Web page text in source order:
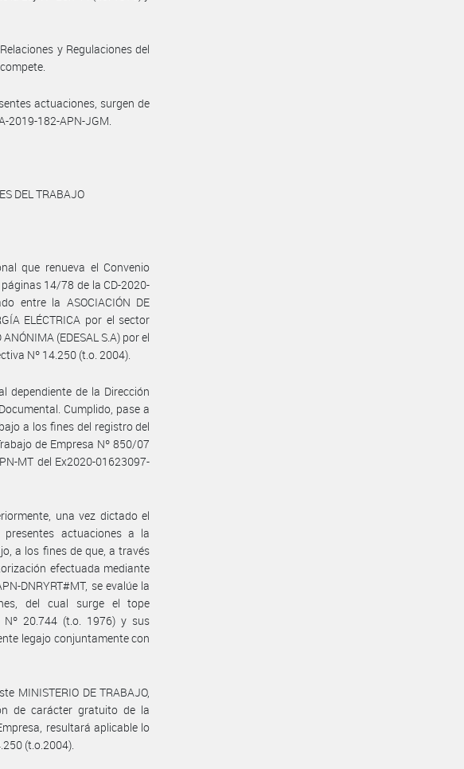
y Regulaciones del
actuaciones, surgen de
2019-182-APN-JGM.
DEL TRABAJO
que renueva el Convenio
14/78 de la CD-2020-
entre la ASOCIACIÓN DE
ELÉCTRICA por el sector
(EDESAL S.A) por el
Nº 14.250 (t.o. 2004).
dependiente de la Dirección
Cumplido, pase a
a los fines del registro del
de Empresa Nº 850/07
MT del Ex2020-01623097-
una vez dictado el
actuaciones a la
a los fines de que, a través
efectuada mediante
DNRYRT#MT, se evalúe la
del cual surge el tope
20.744 (t.o. 1976) y sus
legajo conjuntamente con
MINISTERIO DE TRABAJO,
de carácter gratuito de la
resultará aplicable lo
(t.o.2004).